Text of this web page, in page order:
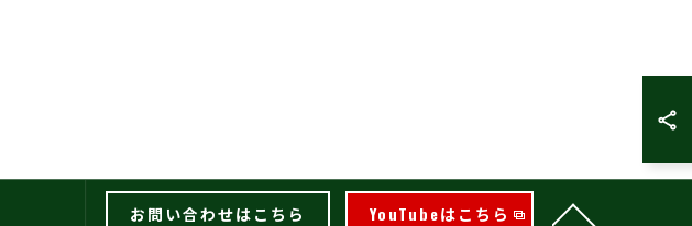
お問い合わせはこちら YouTubeはこちら